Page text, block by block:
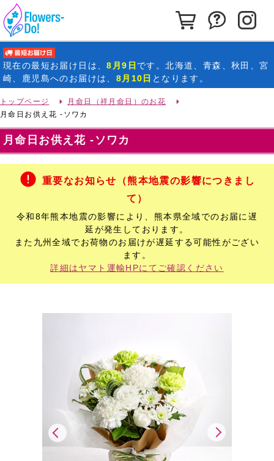
カートを見る
お問い合
現在の最短お届け日 は、8月9日 です。北海道、青森、秋田、宮
崎、鹿児島へのお届けは、 8月10日 となります。
トップページ
月命日（祥月命日）のお花
月命日お供え花 -ソワカ
月命日お供え花 -ソワカ
重要なお知らせ（熊本地震の影響につきまし
て）
令和8年熊本地震の影響により、熊本県全域でのお届に遅
延が発生しております。
また九州全域でお荷物のお届けが遅延する可能性がござい
ます。
詳細はヤマト運輸HPにてご確認ください